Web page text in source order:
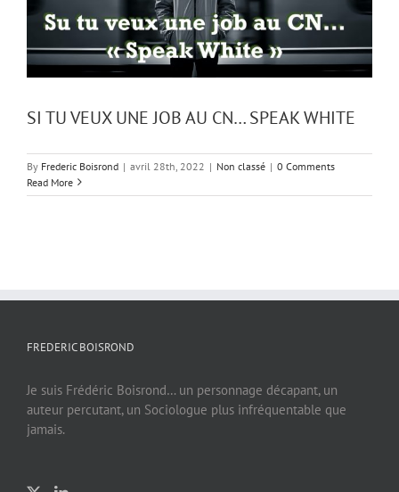
SI TU VEUX UNE JOB AU CN… SPEAK WHITE
By Frederic Boisrond | avril 28th, 2022 | Non classé | 0 Comments
Read More
FREDERIC BOISROND
Je suis Frédéric Boisrond… un personnage décapant, un
auteur percutant, un Sociologue plus infréquentable que
jamais.